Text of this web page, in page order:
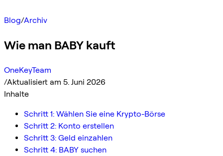
Blog/Archiv
Wie man BABY kauft
OneKeyTeam
/Aktualisiert am 5. Juni 2026
Inhalte
Schritt 1: Wählen Sie eine Krypto-Börse
Schritt 2: Konto erstellen
Schritt 3: Geld einzahlen
Schritt 4: BABY suchen